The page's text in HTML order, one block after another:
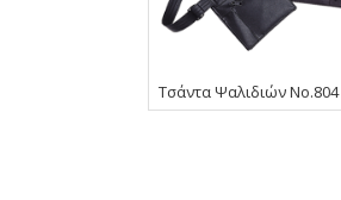
Τσάντα Ψαλιδιών No.804